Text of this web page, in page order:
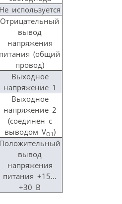
Не используется
Отрицательный
вывод
напряжения
питания (общий
провод)
Выходное
напряжение 1
Выходное
напряжение 2
(соединен с
выводом VO1)
Положительный
вывод
напряжения
питания +15…
+30 В